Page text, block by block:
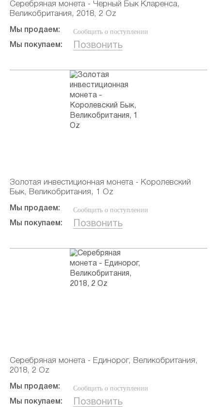
Серебряная монета - Черный Бык Кларенса,
Великобритания, 2018, 2 Oz
Мы продаем: Сообщить о поступлении
Мы покупаем: Позвонить
Золотая инвестиционная монета - Королевский
Бык, Великобритания, 1 Oz
Мы продаем: Сообщить о поступлении
Мы покупаем: Позвонить
Серебряная монета - Единорог, Великобритания,
2018, 2 Oz
Мы продаем: Сообщить о поступлении
Мы покупаем: Позвонить